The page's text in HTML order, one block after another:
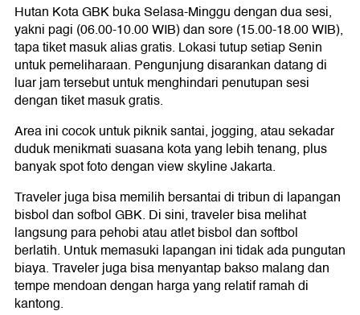
Hutan Kota GBK buka Selasa-Minggu dengan dua sesi,
yakni pagi (06.00-10.00 WIB) dan sore (15.00-18.00 WIB),
tapa tiket masuk alias gratis. Lokasi tutup setiap Senin
untuk pemeliharaan. Pengunjung disarankan datang di
luar jam tersebut untuk menghindari penutupan sesi
dengan tiket masuk gratis.
Area ini cocok untuk piknik santai, jogging, atau sekadar
duduk menikmati suasana kota yang lebih tenang, plus
banyak spot foto dengan view skyline Jakarta.
Traveler juga bisa memilih bersantai di tribun di lapangan
bisbol dan sofbol GBK. Di sini, traveler bisa melihat
langsung para pehobi atau atlet bisbol dan softbol
berlatih. Untuk memasuki lapangan ini tidak ada pungutan
biaya. Traveler juga bisa menyantap bakso malang dan
tempe mendoan dengan harga yang relatif ramah di
kantong.